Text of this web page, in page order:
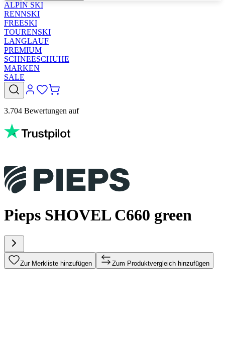
ALPIN SKI
RENNSKI
FREESKI
TOURENSKI
LANGLAUF
PREMIUM
SCHNEESCHUHE
MARKEN
SALE
3.704 Bewertungen auf
Pieps SHOVEL C660 green
Zur Merkliste hinzufügen Zum Produktvergleich hinzufügen